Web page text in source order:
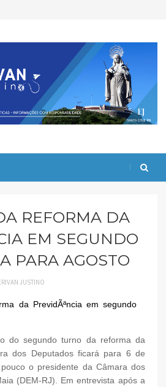
REFORMA DA
EM SEGUNDO
PARA AGOSTO
JUSTINO
do segundo turno da reforma da
dos Deputados ficará para 6 de
o presidente da Câmara dos
(DEM-RJ). Em entrevista após a